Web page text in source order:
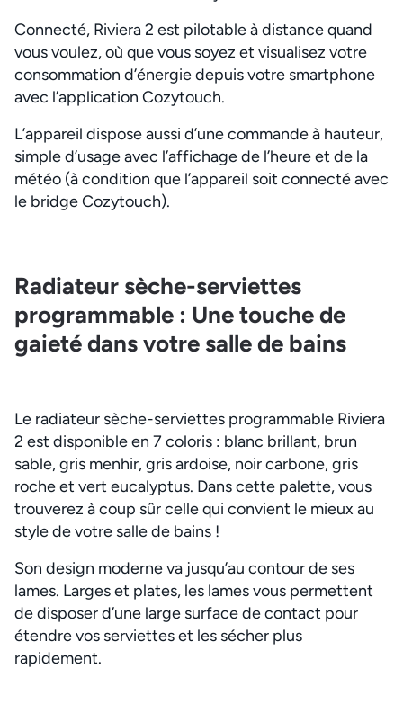
Connecté, Riviera 2 est pilotable à distance quand
vous voulez, où que vous soyez et visualisez votre
consommation d’énergie depuis votre smartphone
avec l’application Cozytouch.
L’appareil dispose aussi d’une commande à hauteur,
simple d’usage avec l’affichage de l’heure et de la
météo (à condition que l’appareil soit connecté avec
le bridge Cozytouch).
Radiateur sèche-serviettes
programmable : Une touche de
gaieté dans votre salle de bains
Le radiateur sèche-serviettes programmable Riviera
2 est disponible en 7 coloris : blanc brillant, brun
sable, gris menhir, gris ardoise, noir carbone, gris
roche et vert eucalyptus. Dans cette palette, vous
trouverez à coup sûr celle qui convient le mieux au
style de votre salle de bains !
Son design moderne va jusqu’au contour de ses
lames. Larges et plates, les lames vous permettent
de disposer d’une large surface de contact pour
étendre vos serviettes et les sécher plus
rapidement.